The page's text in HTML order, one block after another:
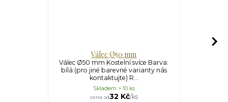
Válec Ø50 mm
Válec Ø50 mm Kostelní svíce Barva:
bílá (pro jiné barevné varianty nás
kontaktujte) R...
cena od32 Kč/ks
Skladem > 10 ks